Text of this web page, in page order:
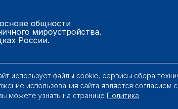
общности
мироустройства.
России.
использует файлы cookie, сервисы сбора
использования сайта является согласием с
можете узнать на странице Политика